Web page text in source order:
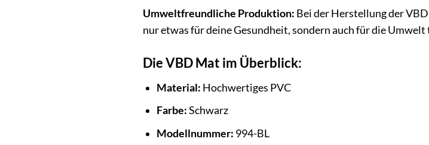
Umweltfreundliche Produktion: Bei der Herstellung der
nur etwas für deine Gesundheit, sondern auch für die Umwelt
Die VBD Mat im Überblick:
Material: Hochwertiges PVC
Farbe:Schwarz
Modellnummer: 994-BL